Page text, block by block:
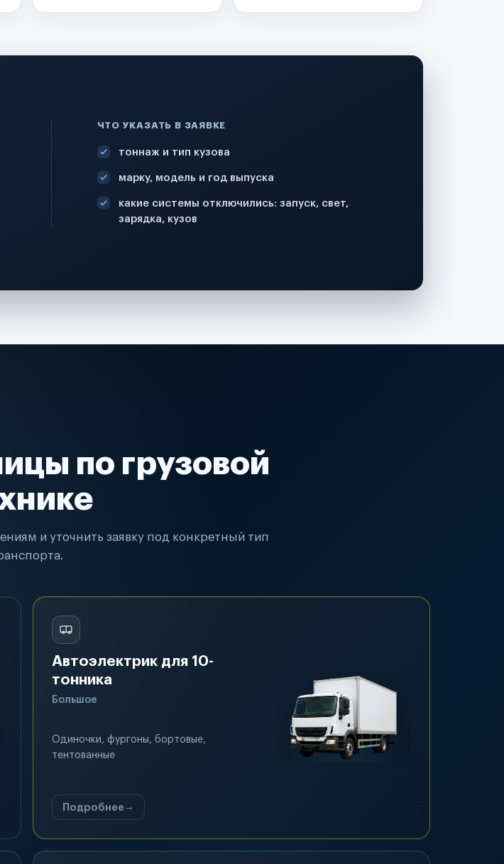
ЧТО УКАЗАТЬ В ЗАЯВКЕ
тоннаж и тип кузова
марку, модель и год выпуска
какие системы отключились: запуск, свет,
зарядка, кузов
по грузовой
и уточнить заявку под конкретный тип
Автоэлектрик для 10-
тонника
Большое
Одиночки, фургоны, бортовые,
тентованные
Подробнее